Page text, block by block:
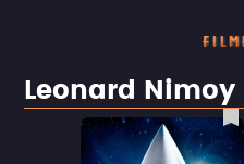
Leonard Nimoy